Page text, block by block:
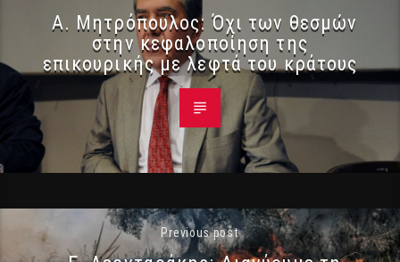
Α. Μητρόπουλος: Όχι των θεσμών
στην κεφαλοποίηση της
επικουρικής με λεφτά του κράτους
Previous post